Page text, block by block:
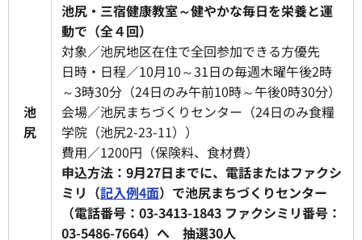
池
尻
池尻・三宿健康教室～健やかな毎日を栄養と運
動で（全４回）
対象／池尻地区在住で全回参加できる方優先
日時・日程／10月10～31日の毎週木曜午後2時
～3時30分（24日のみ午前10時～午後0時30分）
会場／池尻まちづくりセンター（24日のみ食糧
学院（池尻2-23-11））
費用／1200円（保険料、食材費）
申込方法：9月27日までに、電話またはファクシ
ミリ（記入例4面）で池尻まちづくりセンター
（電話番号：03-3413-1843 ファクシミリ番号：
03-5486-7664）へ 抽選30人